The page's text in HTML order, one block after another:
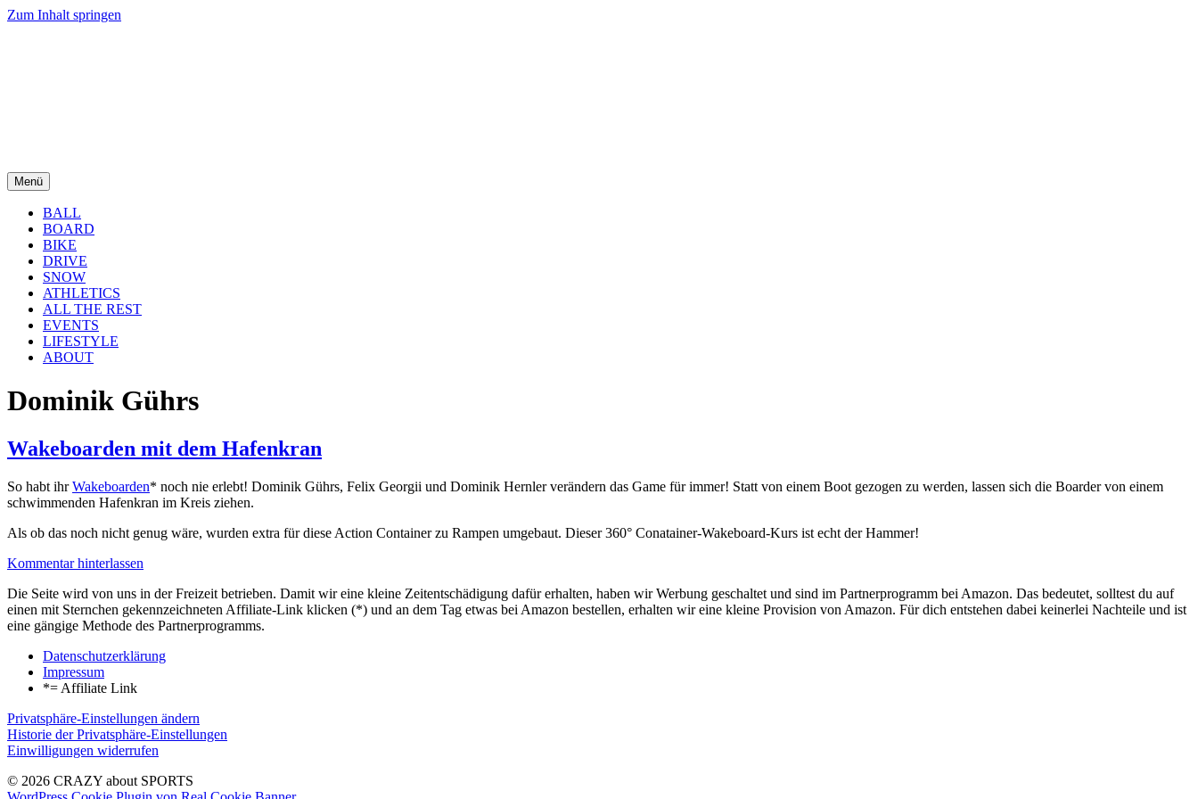
Zum Inhalt springen
Menü
BALL
BOARD
BIKE
DRIVE
SNOW
ATHLETICS
ALL THE REST
EVENTS
LIFESTYLE
ABOUT
Dominik Gührs
Wakeboarden mit dem Hafenkran
So habt ihrWakeboarden* noch nie erlebt! Dominik Gührs, Felix Georgii und Dominik Hernler verändern das Game für immer! Statt von einem Boot gezogen zu werden, lassen sich die Boarder von einem
schwimmenden Hafenkran im Kreis ziehen.
Als ob das noch nicht genug wäre, wurden extra für diese Action Container zu Rampen umgebaut. Dieser 360° Conatainer-Wakeboard-Kurs ist echt der Hammer!
Kommentar hinterlassen
Die Seite wird von uns in der Freizeit betrieben. Damit wir eine kleine Zeitentschädigung dafür erhalten, haben wir Werbung geschaltet und sind im Partnerprogramm bei Amazon. Das bedeutet, solltest du auf
einen mit Sternchen gekennzeichneten Affiliate-Link klicken (*) und an dem Tag etwas bei Amazon bestellen, erhalten wir eine kleine Provision von Amazon. Für dich entstehen dabei keinerlei Nachteile und ist
eine gängige Methode des Partnerprogramms.
Datenschutzerklärung
Impressum
*= Affiliate Link
Privatsphäre-Einstellungen ändern
Historie der Privatsphäre-Einstellungen
Einwilligungen widerrufen
© 2026 CRAZY about SPORTS